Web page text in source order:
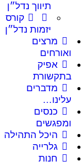
תיווך נדל״ן
קורס
יזמות נדל״ן
מרצים
ואורחים
אפיק
בתקשורת
מדברים
עלינו…
כנסים
ומפגשים
היכל התהילה
גלרייה
חנות